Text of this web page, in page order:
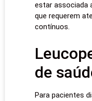
estar associada
que requerem
contínuos.
de
Para pacientes